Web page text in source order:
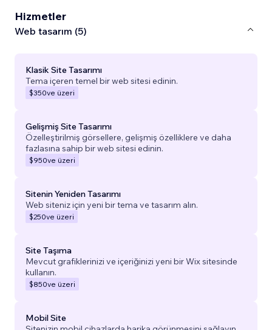
Hizmetler
Web tasarım (5)
Klasik Site Tasarımı
Tema içeren temel bir web sitesi edinin.
$350ve üzeri
Gelişmiş Site Tasarımı
Özelleştirilmiş görsellere, gelişmiş özelliklere ve daha
fazlasına sahip bir web sitesi edinin.
$950ve üzeri
Sitenin Yeniden Tasarımı
Web siteniz için yeni bir tema ve tasarım alın.
$250ve üzeri
Site Taşıma
Mevcut grafiklerinizi ve içeriğinizi yeni bir Wix sitesinde
kullanın.
$850ve üzeri
Mobil Site